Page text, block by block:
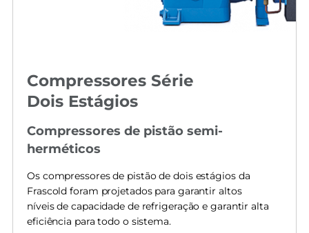
Compressores Série
Dois Estágios
Compressores de pistão semi-
herméticos
Os compressores de pistão de dois estágios da
Frascold foram projetados para garantir altos
níveis de capacidade de refrigeração e garantir alta
eficiência para todo o sistema.